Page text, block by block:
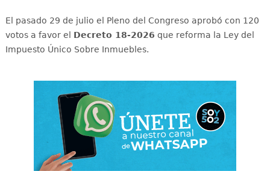
El pasado 29 de julio el Pleno del Congreso aprobó con 120
votos a favor el Decreto 18-2026 que reforma la Ley del
Impuesto Único Sobre Inmuebles.